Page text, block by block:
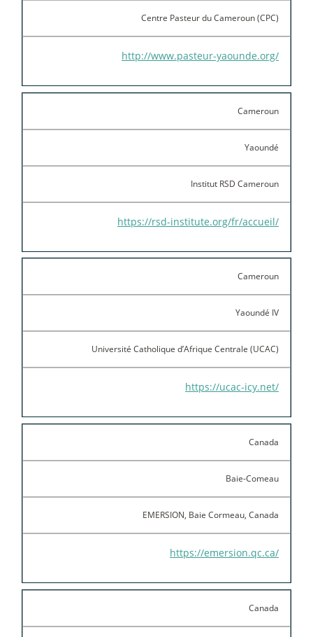
Centre Pasteur du Cameroun (CPC)
http://www.pasteur-yaounde.org/
Cameroun
Yaoundé
Institut RSD Cameroun
https://rsd-institute.org/fr/accueil/
Cameroun
Yaoundé IV
Université Catholique d’Afrique Centrale (UCAC)
https://ucac-icy.net/
Canada
Baie-Comeau
EMERSION, Baie Cormeau, Canada
https://emersion.qc.ca/
Canada